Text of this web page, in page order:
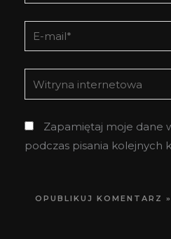
E-
mail*
Witryna
internetowa
Zapamiętaj moje dane
podczas pisania kolejnych